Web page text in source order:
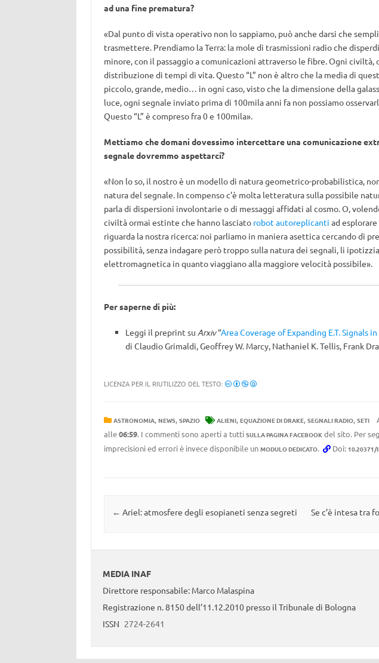
ad una fine prematura?
«Dal punto di vista operativo non lo sappiamo, può anche darsi che
trasmettere. Prendiamo la Terra: la mole di trasmissioni radio che
minore, con il passaggio a comunicazioni attraverso le fibre. Ogni
distribuzione di tempi di vita. Questo “L” non è altro che la media di
piccolo, grande, medio… in ogni caso, visto che la dimensione della
luce, ogni segnale inviato prima di 100mila anni fa non possiamo
Questo “L” è compreso fra 0 e 100mila».
Mettiamo che domani dovessimo intercettare una comunicazione
segnale dovremmo aspettarci?
«Non lo so, il nostro è un modello di natura geometrico-probabilistica,
natura del segnale. In compenso c’è molta letteratura sulla possibile
parla di dispersioni involontarie o di messaggi affidati al cosmo. O,
civiltà ormai estinte che hanno lasciato robot autoreplicanti ad
riguarda la nostra ricerca: noi parliamo in maniera asettica cercando di
possibilità, senza indagare però troppo sulla natura dei segnali, li
elettromagnetica in quanto viaggiano alla maggiore velocità possibile».
Per saperne di più:
Leggi il preprint su Arxiv“Area Coverage of Expanding E.T. Signals in
di Claudio Grimaldi, Geoffrey W. Marcy, Nathaniel K. Tellis, Frank
LICENZA PER IL RIUTILIZZO DEL TESTO:
ASTRONOMIA, NEWS, SPAZIO ALIENI, EQUAZIONE DI DRAKE, SEGNALI RADIO, SETI
alle06:59. I commenti sono aperti a tutti SULLA PAGINA FACEBOOKdel sito. Per
imprecisioni ed errori è invece disponibile un MODULO DEDICATO. Doi: 10.20371/
Navigazione articolo
← Ariel: atmosfere degli esopianeti senza segreti Se c’è intesa tra
MEDIA INAF
Direttore responsabile: Marco Malaspina
Registrazione n. 8150 dell’11.12.2010 presso il Tribunale di Bologna
ISSN 2724-2641